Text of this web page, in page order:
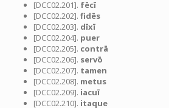
[DCC02.201]. fēcī
[DCC02.202]. fidēs
[DCC02.203]. dīxī
[DCC02.204]. puer
[DCC02.205]. contrā
[DCC02.206]. servō
[DCC02.207]. tamen
[DCC02.208]. metus
[DCC02.209]. iacuī
[DCC02.210]. itaque